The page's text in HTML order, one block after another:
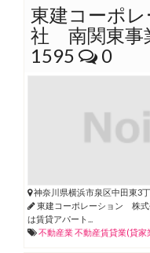
東建コーポ
社 南関東事
1595
0
神奈川県横浜市泉区中田東3
東建コーポレーション 株
は賃貸アパート...
不動産業不動産賃貸業(貸家